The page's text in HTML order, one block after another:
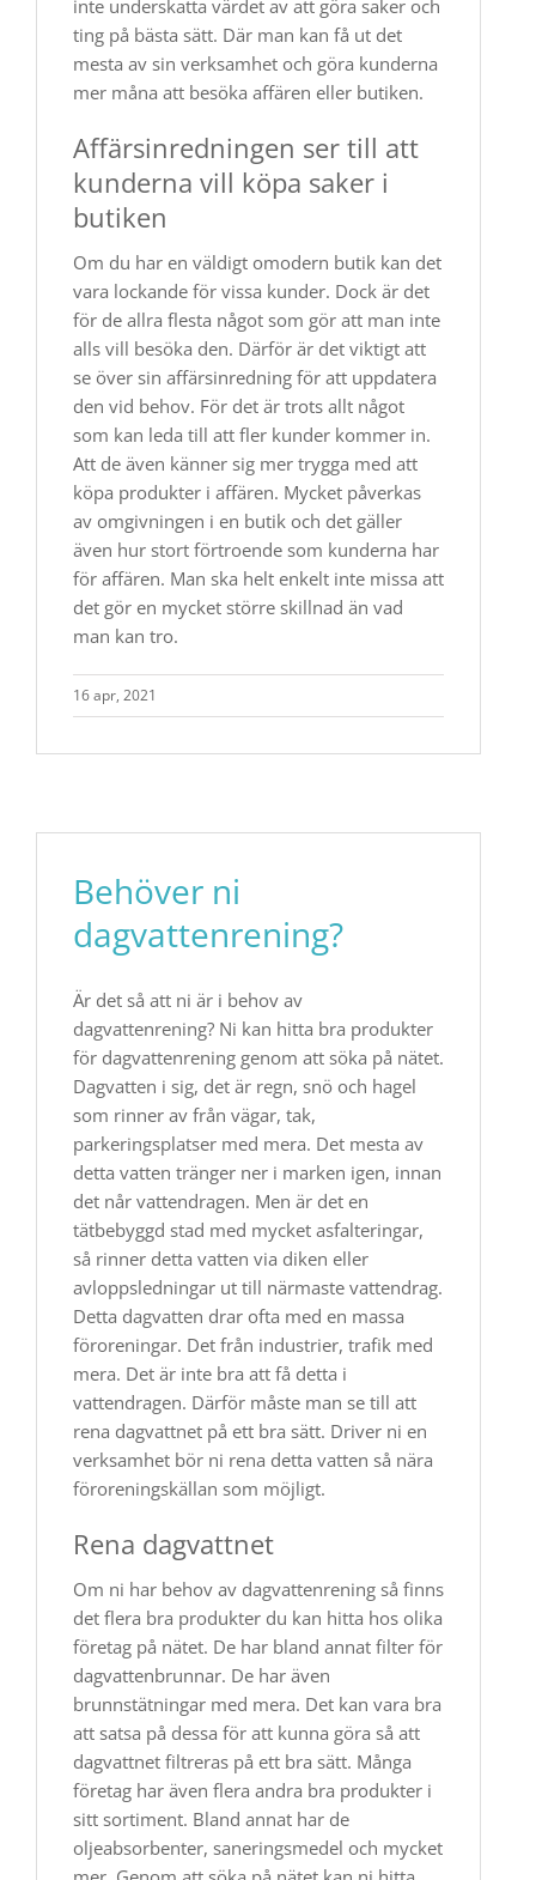
inte underskatta värdet av att göra saker och
ting på bästa sätt. Där man kan få ut det
mesta av sin verksamhet och göra kunderna
mer måna att besöka affären eller butiken.
Affärsinredningen ser till att
kunderna vill köpa saker i
butiken
Om du har en väldigt omodern butik kan det
vara lockande för vissa kunder. Dock är det
för de allra flesta något som gör att man inte
alls vill besöka den. Därför är det viktigt att
se över sin affärsinredning för att uppdatera
den vid behov. För det är trots allt något
som kan leda till att fler kunder kommer in.
Att de även känner sig mer trygga med att
köpa produkter i affären. Mycket påverkas
av omgivningen i en butik och det gäller
även hur stort förtroende som kunderna har
för affären. Man ska helt enkelt inte missa att
det gör en mycket större skillnad än vad
man kan tro.
16 apr, 2021
Behöver ni
dagvattenrening?
Är det så att ni är i behov av
dagvattenrening? Ni kan hitta bra produkter
för dagvattenrening genom att söka på nätet.
Dagvatten i sig, det är regn, snö och hagel
som rinner av från vägar, tak,
parkeringsplatser med mera. Det mesta av
detta vatten tränger ner i marken igen, innan
det når vattendragen. Men är det en
tätbebyggd stad med mycket asfalteringar,
så rinner detta vatten via diken eller
avloppsledningar ut till närmaste vattendrag.
Detta dagvatten drar ofta med en massa
föroreningar. Det från industrier, trafik med
mera. Det är inte bra att få detta i
vattendragen. Därför måste man se till att
rena dagvattnet på ett bra sätt. Driver ni en
verksamhet bör ni rena detta vatten så nära
föroreningskällan som möjligt.
Rena dagvattnet
Om ni har behov av dagvattenrening så finns
det flera bra produkter du kan hitta hos olika
företag på nätet. De har bland annat filter för
dagvattenbrunnar. De har även
brunnstätningar med mera. Det kan vara bra
att satsa på dessa för att kunna göra så att
dagvattnet filtreras på ett bra sätt. Många
företag har även flera andra bra produkter i
sitt sortiment. Bland annat har de
oljeabsorbenter, saneringsmedel och mycket